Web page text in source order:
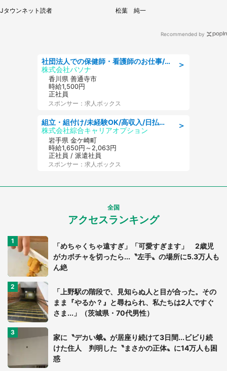
Jタウンネット読者
「全国民が知りたかった！」
松葉 純一
Recommended by
＞
社団法人での保健師・看護師のお仕事/未経験OK/要資格:普通免許、保健師、正看護師
株式会社パソナ
香川県 善通寺市
時給1,500円
正社員
スポンサー：求人ボックス
＞
組立・組付け/未経験OK/高収入/日払いOK/交替制/20・30・40代活躍中
株式会社綜合キャリアオプション
岩手県 金ケ崎町
時給1,650円～2,063円
正社員 / 派遣社員
スポンサー：求人ボックス
全国
アクセスランキング
「めちゃくちゃ遠すぎ」「可愛すぎます」 2歳児
がカボチャを切ったら...〝左手〟の場所に5.3万人も
ん絶
「上野駅の階段で、見知らぬ人と目が合った。その
まま『やるか？』と尋ねられ、私たちは2人ですぐ
さま...」（茨城県・70代男性）
家に〝デカい蛾〟が居座り続けて3日間...ビビり続
けた住人 判明した〝まさかの正体〟に14万人も困
惑